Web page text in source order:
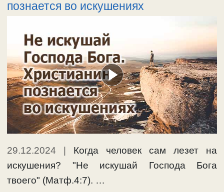
познается во искушениях
29.12.2024 | Когда человек сам лезет на
искушения? "Не искушай Господа Бога
твоего" (Матф.4:7). …